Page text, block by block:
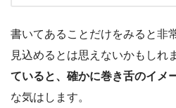
書いてあることだけをみると非
見込めるとは思えないかもしれ
ていると、確かに巻き舌のイメ
な気はします。